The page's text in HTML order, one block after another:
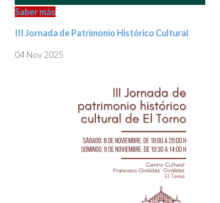
Saber más
III Jornada de Patrimonio Histórico Cultural
04 Nov 2025